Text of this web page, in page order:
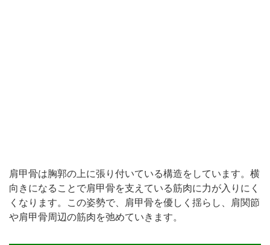
肩甲骨は胸郭の上に張り付いている構造をしています。横
向きになることで肩甲骨を支えている筋肉に力が入りにく
くなります。この姿勢で、肩甲骨を優しく揺らし、肩関節
や肩甲骨周辺の筋肉を弛めていきます。